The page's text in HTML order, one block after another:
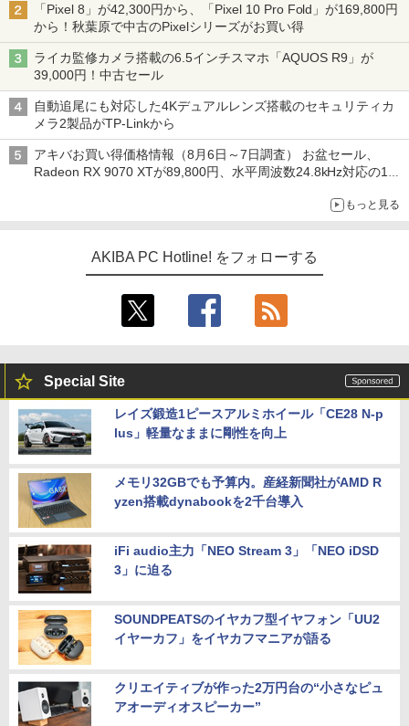
「Pixel 8」が42,300円から、「Pixel 10 Pro Fold」が169,800円
から！秋葉原で中古のPixelシリーズがお買い得
ライカ監修カメラ搭載の6.5インチスマホ「AQUOS R9」が
39,000円！中古セール
自動追尾にも対応した4Kデュアルレンズ搭載のセキュリティカ
メラ2製品がTP-Linkから
アキバお買い得価格情報（8月6日～7日調査） お盆セール、
Radeon RX 9070 XTが89,800円、水平周波数24.8kHz対応の17
もっと見る
AKIBA PC Hotline! をフォローする
Special Site
レイズ鍛造1ピースアルミホイール「CE28 N-p
lus」軽量なままに剛性を向上
メモリ32GBでも予算内。産経新聞社がAMD R
yzen搭載dynabookを2千台導入
iFi audio主力「NEO Stream 3」「NEO iDSD
3」に迫る
SOUNDPEATSのイヤカフ型イヤフォン「UU2
イヤーカフ」をイヤカフマニアが語る
クリエイティブが作った2万円台の“小さなピュ
アオーディオスピーカー”